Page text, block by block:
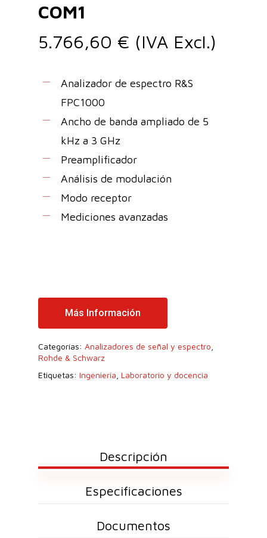
COM1
5.766,60 € (IVA Excl.)
Analizador de espectro R&S
FPC1000
Ancho de banda ampliado de 5
kHz a 3 GHz
Preamplificador
Análisis de modulación
Modo receptor
Mediciones avanzadas
Más Información
Categorías: Analizadores de señal y espectro
Rohde & Schwarz
Etiquetas: Ingeniería Laboratorio y docencia
Descripción
Especificaciones
Documentos